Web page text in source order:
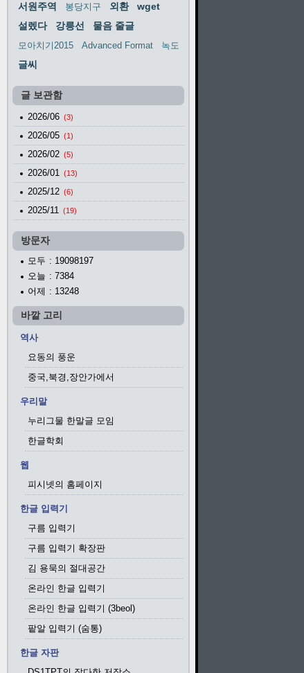
서원주역
봉당지구 외환
wget
설렜다
강릉선 물음 줄글
모아치기2015 Advanced Format 녹도
글씨
글 보관함
2026/06 (3)
2026/05 (1)
2026/02 (5)
2026/01 (13)
2025/12 (6)
2025/11 (19)
방문자
모두 : 19098197
오늘 : 7384
어제 : 13248
바깥 고리
역사
요동의 풍운
중국,북경,장안가에서
우리말
누리그물 한말글 모임
한글학회
웹
피시넷의 홈페이지
한글 입력기
구름 입력기
구름 입력기 확장판
김 용묵의 절대공간
온라인 한글 입력기
온라인 한글 입력기 (3beol)
팥알 입력기 (숨통)
한글 자판